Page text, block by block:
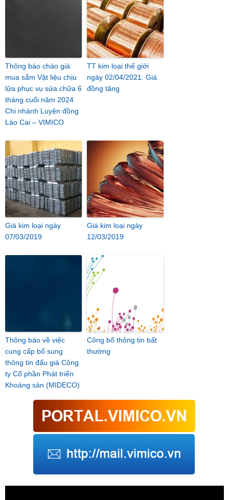
Thông báo chào giá
mua sắm Vật liệu chịu
lửa phục vụ sửa chữa 6
tháng cuối năm 2024
Chi nhánh Luyện đồng
Lào Cai – VIMICO
TT kim loại thế giới
ngày 02/04/2021: Giá
đồng tăng
Giá kim loại ngày
07/03/2019
Giá kim loại ngày
12/03/2019
Thông báo về việc
cung cấp bổ sung
thông tin đấu giá Công
ty Cổ phần Phát triển
Khoáng sản (MIDECO)
Công bố thông tin bất
thường